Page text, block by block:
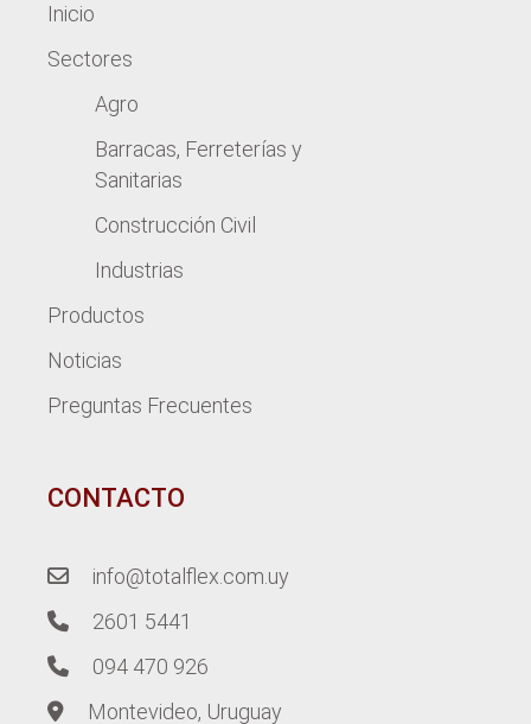
Inicio
Sectores
Agro
Barracas, Ferreterías y
Sanitarias
Construcción Civil
Industrias
Productos
Noticias
Preguntas Frecuentes
CONTACTO
info@totalflex.com.uy
2601 5441
094 470 926
Montevideo, Uruguay